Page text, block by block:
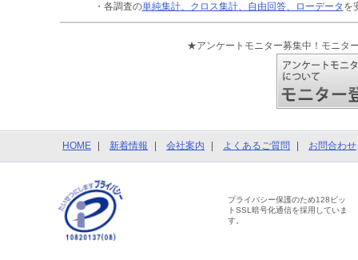
・各調査の単純集計、クロス集計、自由回答、ローデータ を
★アンケートモニター募集中！モニタ
HOME 新着情報 会社案内 よくあるご質問 お問合わせ
プライバシー保護のため128ビッ
トSSL暗号化通信を採用していま
す。